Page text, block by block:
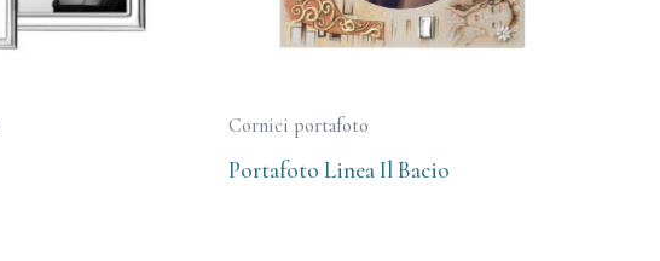
Cornici portafoto
Portafoto Linea Il Bacio